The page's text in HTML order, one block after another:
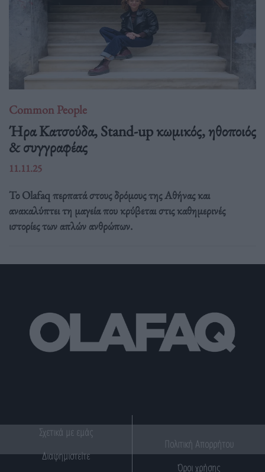
Common People
Ήρα Κατσούδα, Stand-up κωμικός, ηθοποιός
& συγγραφέας
11.11.25
Το Olafaq περπατά στους δρόμους της Αθήνας και
ανακαλύπτει τη μαγεία που κρύβεται στις καθημερινές
ιστορίες των απλών ανθρώπων.
Σχετικά με εμάς
Διαφημιστείτε
Πολιτική Απορρήτου
Όροι χρήσης